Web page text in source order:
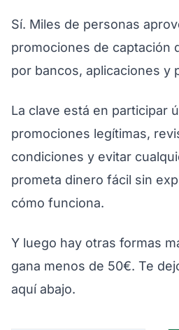
Sí. Miles de personas
promociones de captación
por bancos, aplicaciones y
La clave está en participar
promociones legítimas,
condiciones y evitar
prometa dinero fácil sin
cómo funciona.
Y luego hay otras formas
gana menos de 50€. Te
aquí abajo.